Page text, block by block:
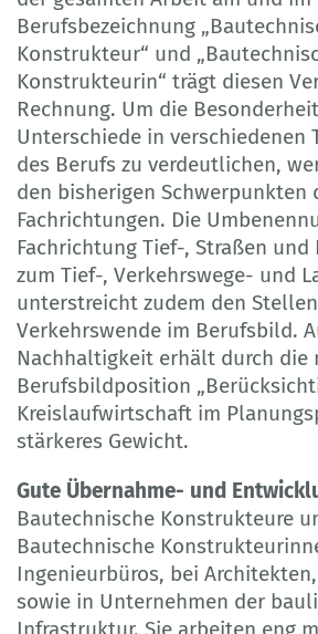
Berufsbezeichnung
Konstrukteur“ und
Konstrukteurin“ trägt diesen
Rechnung. Um die
Unterschiede in verschiedenen
des Berufs zu verdeutlichen,
den bisherigen Schwerpunkten
Fachrichtungen. Die
Fachrichtung Tief-, Straßen und
zum Tief-, Verkehrswege- und
unterstreicht zudem den
Verkehrswende im Berufsbild.
Nachhaltigkeit erhält durch die
Berufsbildposition
Kreislaufwirtschaft im
stärkeres Gewicht.
Gute Übernahme- und
Bautechnische Konstrukteure
Bautechnische
Ingenieurbüros, bei
sowie in Unternehmen der
Infrastruktur. Sie arbeiten eng